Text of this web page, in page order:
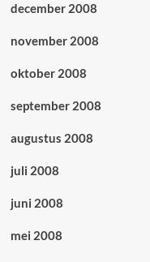
december 2008
november 2008
oktober 2008
september 2008
augustus 2008
juli 2008
juni 2008
mei 2008